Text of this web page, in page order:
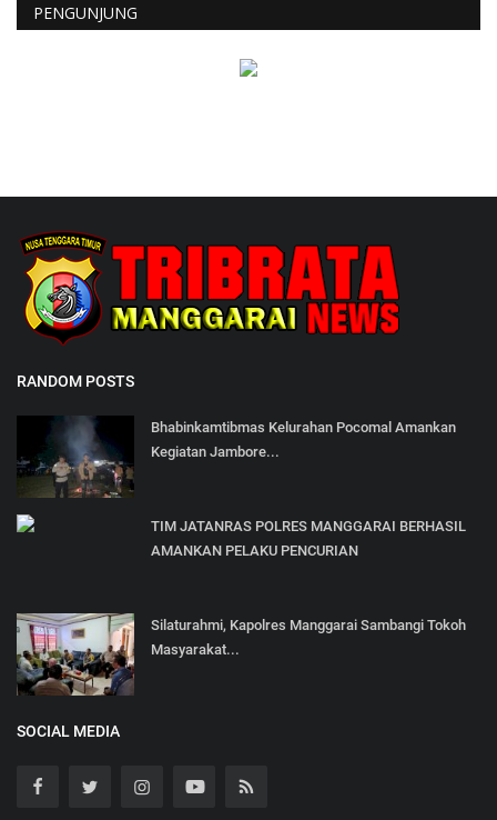
PENGUNJUNG
RANDOM POSTS
Bhabinkamtibmas Kelurahan Pocomal Amankan
Kegiatan Jambore...
TIM JATANRAS POLRES MANGGARAI BERHASIL
AMANKAN PELAKU PENCURIAN
Silaturahmi, Kapolres Manggarai Sambangi Tokoh
Masyarakat...
SOCIAL MEDIA